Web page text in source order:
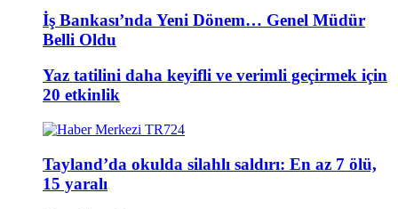
İş Bankası’nda Yeni Dönem… Genel Müdür
Belli Oldu
Yaz tatilini daha keyifli ve verimli geçirmek için
20 etkinlik
Tayland’da okulda silahlı saldırı: En az 7 ölü,
15 yaralı